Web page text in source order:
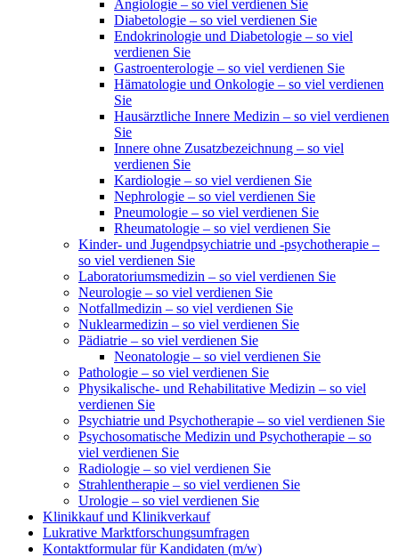
Angiologie – so viel verdienen Sie
Diabetologie – so viel verdienen Sie
Endokrinologie und Diabetologie – so viel
verdienen Sie
Gastroenterologie – so viel verdienen Sie
Hämatologie und Onkologie – so viel verdienen
Sie
Hausärztliche Innere Medizin – so viel verdienen
Sie
Innere ohne Zusatzbezeichnung – so viel
verdienen Sie
Kardiologie – so viel verdienen Sie
Nephrologie – so viel verdienen Sie
Pneumologie – so viel verdienen Sie
Rheumatologie – so viel verdienen Sie
Kinder- und Jugendpsychiatrie und -psychotherapie –
so viel verdienen Sie
Laboratoriumsmedizin – so viel verdienen Sie
Neurologie – so viel verdienen Sie
Notfallmedizin – so viel verdienen Sie
Nuklearmedizin – so viel verdienen Sie
Pädiatrie – so viel verdienen Sie
Neonatologie – so viel verdienen Sie
Pathologie – so viel verdienen Sie
Physikalische- und Rehabilitative Medizin – so viel
verdienen Sie
Psychiatrie und Psychotherapie – so viel verdienen Sie
Psychosomatische Medizin und Psychotherapie – so
viel verdienen Sie
Radiologie – so viel verdienen Sie
Strahlentherapie – so viel verdienen Sie
Urologie – so viel verdienen Sie
Klinikkauf und Klinikverkauf
Lukrative Marktforschungsumfragen
Kontaktformular für Kandidaten (m/w)